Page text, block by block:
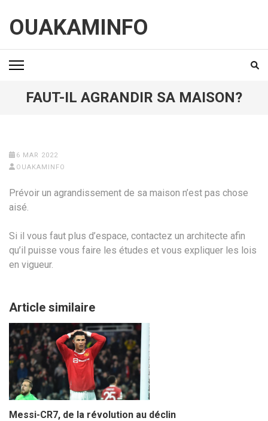
contenu
(Pressez
Entrée)
OUAKAMINFO
FAUT-IL AGRANDIR SA MAISON?
6 MAR 2022
OUAKAMINFO
Prévoir un agrandissement de sa maison n’est pas chose
aisé.
Si il vous faut plus d’espace, contactez un architecte afin
qu’il puisse vous faire les études et vous expliquer les lois
en vigueur.
Article similaire
Messi-CR7, de la révolution au déclin